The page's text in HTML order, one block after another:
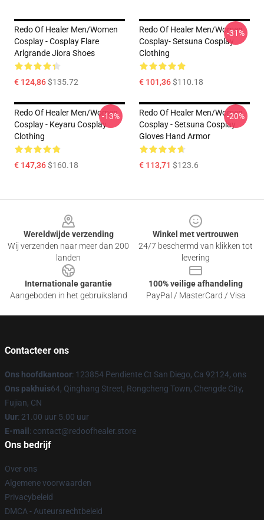
Redo Of Healer Men/Women
Cosplay - Cosplay Flare
Arlgrande Jiora Shoes
€ 124,86$135.72
Redo Of Healer Men/Women
Cosplay- Setsuna Cosplay
Clothing
€ 101,36$110.18
-31%
Redo Of Healer Men/Women
Cosplay - Keyaru Cosplay
Clothing
€ 147,36$160.18
-13%
Redo Of Healer Men/Women
Cosplay - Setsuna Cosplay
Gloves Hand Armor
€ 113,71 $123.6
-20%
Wereldwijde verzending
Wij verzenden naar meer dan 200
landen
Winkel met vertrouwen
24/7 beschermd van klikken tot
levering
Internationale garantie
Aangeboden in het gebruiksland
100% veilige afhandeling
PayPal / MasterCard / Visa
Contacteer ons
Ons hoofdkantoor: 123854 Pendiente Ct San Diego, Ca 92124, ons
Ons pakhuis64, Qinghang Street, Rongcheng Town, Chengde City,
Fujian, CN
Uur: 21.00 uur 5.00 uur
E-mail : contact@redoofhealer.store
Ons bedrijf
Over ons
Algemene voorwaarden
Privacybeleid
DMCA - Auteursrechtbeleid